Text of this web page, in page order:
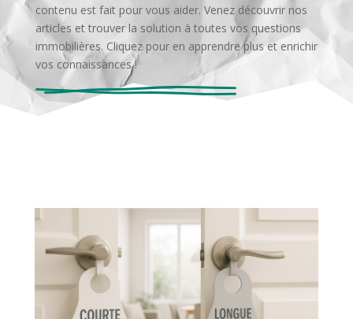
contenu estfaitpourvous aider. Venezdécouvrirnos
articles ettrouverla solution à toutes vos questions
immobilières. Cliquezpouren apprendreplus etenrichir
vos connaissances!